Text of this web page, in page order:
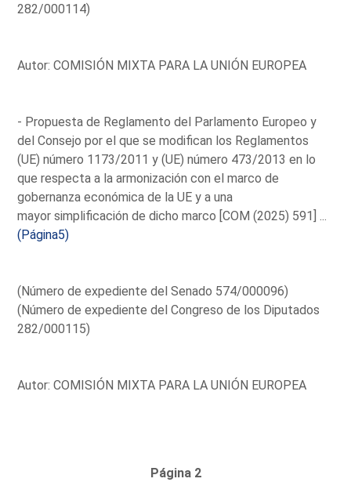
282/000114)
Autor: COMISIÓN MIXTA PARA LA UNIÓN EUROPEA
- Propuesta de Reglamento del Parlamento Europeo y
del Consejo por el que se modifican los Reglamentos
(UE) número 1173/2011 y (UE) número 473/2013 en lo
que respecta a la armonización con el marco de
gobernanza económica de la UE y a una
mayor simplificación de dicho marco [COM (2025) 591] ...
(Página5)
(Número de expediente del Senado 574/000096)
(Número de expediente del Congreso de los Diputados
282/000115)
Autor: COMISIÓN MIXTA PARA LA UNIÓN EUROPEA
Página 2